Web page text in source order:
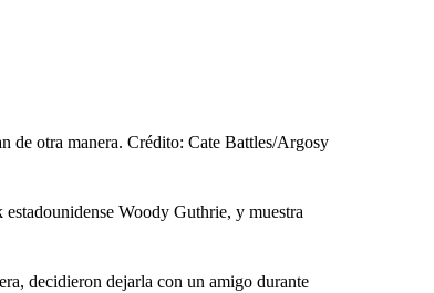
de otra manera. Crédito: Cate Battles/Argosy
Woody Guthrie, y muestra
decidieron dejarla con un amigo durante